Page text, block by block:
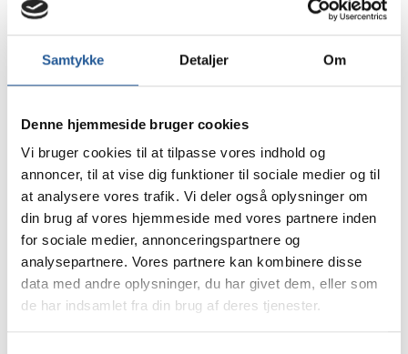
Samtykke Detaljer Om
Denne hjemmeside bruger cookies
Vi bruger cookies til at tilpasse vores indhold og
annoncer, til at vise dig funktioner til sociale medier og til
at analysere vores trafik. Vi deler også oplysninger om
din brug af vores hjemmeside med vores partnere inden
for sociale medier, annonceringspartnere og
analysepartnere. Vores partnere kan kombinere disse
data med andre oplysninger, du har givet dem, eller som
de har indsamlet fra din brug af deres tjenester.
PÅ TAMU KAN DU
BYGNINGSSERVICE
Uddannelsen er for dig, der gerne vil arbejde med
vedligeholdelse af bygninger. Uddannelsen
indeholder lettere reparation og vedligeholdelse,
malerarbejde, pleje af grønne områder samt tilsyn
med tekniske installationer og aflæsning af